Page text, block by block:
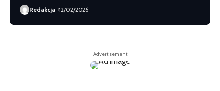
Redakcja 12/02/2026
- Advertisement -